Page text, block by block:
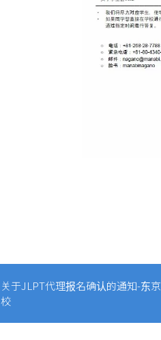
关于JLPT代理报名确认的通知-东京
校